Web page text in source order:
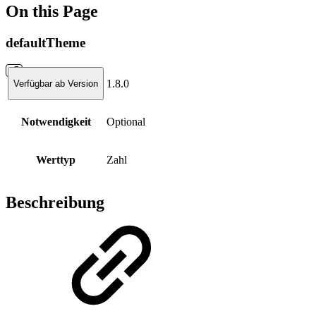
On this Page
defaultTheme
Verfügbar ab Version 1.8.0
Notwendigkeit Optional
Werttyp Zahl
Beschreibung